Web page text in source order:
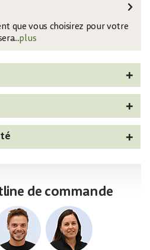
que vous choisirez pour votre
plus
de commande